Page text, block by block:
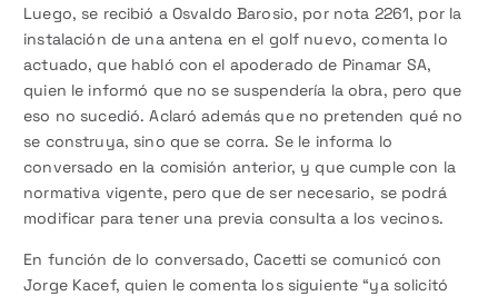
Luego, se recibió a Osvaldo Barosio, por nota 2261, por la
instalación de una antena en el golf nuevo, comenta lo
actuado, que habló con el apoderado de Pinamar SA,
quien le informó que no se suspendería la obra, pero que
eso no sucedió. Aclaró además que no pretenden qué no
se construya, sino que se corra. Se le informa lo
conversado en la comisión anterior, y que cumple con la
normativa vigente, pero que de ser necesario, se podrá
modificar para tener una previa consulta a los vecinos.
En función de lo conversado, Cacetti se comunicó con
Jorge Kacef, quien le comenta los siguiente “ya solicitó